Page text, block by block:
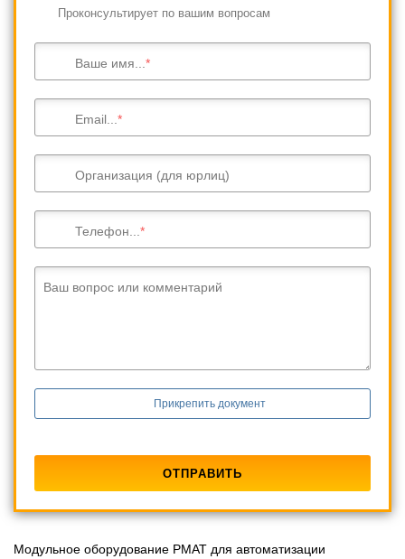
Проконсультирует по вашим вопросам
Ваше имя...
Email...
Организация (для юрлиц)
Телефон...
Ваш вопрос или комментарий
Прикрепить документ
Модульное оборудование PMAT для автоматизации